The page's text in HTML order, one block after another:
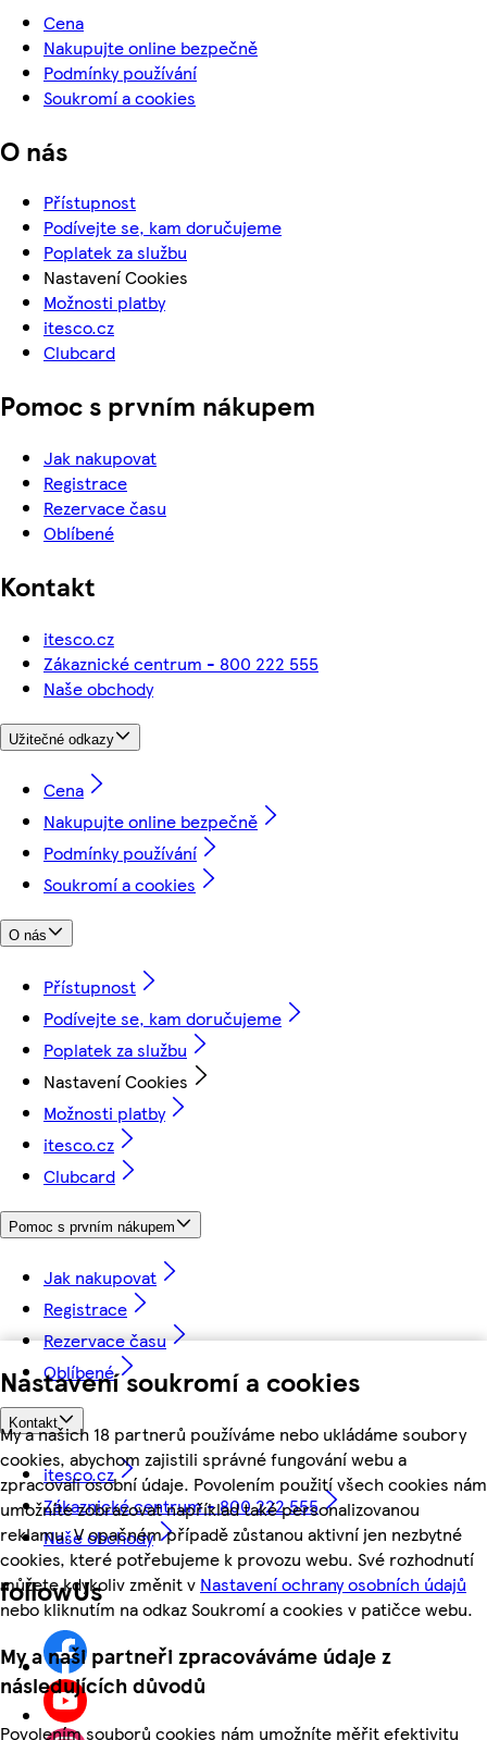
Nastavení soukromí a cookies
My a našich 18 partnerů používáme nebo ukládáme soubory
cookies, abychom zajistili správné fungování webu a
zpracovali osobní údaje. Povolením použití všech cookies nám
umožníte zobrazovat například také personalizovanou
reklamu. V opačném případě zůstanou aktivní jen nezbytné
cookies, které potřebujeme k provozu webu. Své rozhodnutí
můžete kdykoliv změnit v Nastavení ochrany osobních údajů
nebo kliknutím na odkaz Soukromí a cookies v patičce webu.
My a naši partneři zpracováváme údaje z
následujících důvodů
Povolením souborů cookies nám umožníte měřit efektivitu
Cena
Nakupujte online bezpečně
Podmínky používání
Soukromí a cookies
O nás
Přístupnost
Podívejte se, kam doručujeme
Poplatek za službu
Nastavení Cookies
Možnosti platby
itesco.cz
Clubcard
Pomoc s prvním nákupem
Jak nakupovat
Registrace
Rezervace času
Oblíbené
Kontakt
itesco.cz
Zákaznické centrum - 800 222 555
Naše obchody
Užitečné odkazy
Cena
Nakupujte online bezpečně
Podmínky používání
Soukromí a cookies
O nás
Přístupnost
Podívejte se, kam doručujeme
Poplatek za službu
Nastavení Cookies
Možnosti platby
itesco.cz
Clubcard
Pomoc s prvním nákupem
Jak nakupovat
Registrace
Rezervace času
Oblíbené
Kontakt
itesco.cz
Zákaznické centrum - 800 222 555
Naše obchody
followUs